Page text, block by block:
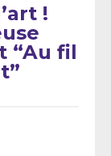
!
“Au fil